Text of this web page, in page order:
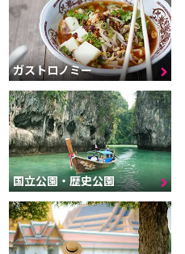
ガストロノミー
国立公園・歴史公園